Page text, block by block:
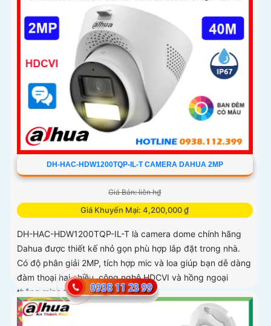
DH-HAC-HDW1200TQP-IL-T CAMERA DAHUA 2MP
Giá Bán: liên h₫
Giá Khuyến Mại: 4,200,000 ₫
DH-HAC-HDW1200TQP-IL-T là camera dome chính hãng
Dahua được thiết kế nhỏ gọn phù hợp lắp đặt trong nhà.
Có độ phân giải 2MP, tích hợp mic và loa giúp bạn dễ dàng
đàm thoại hai chiều, công nghệ HDCVI và hồng ngoại
thông minh tầm xa lên đến 40m